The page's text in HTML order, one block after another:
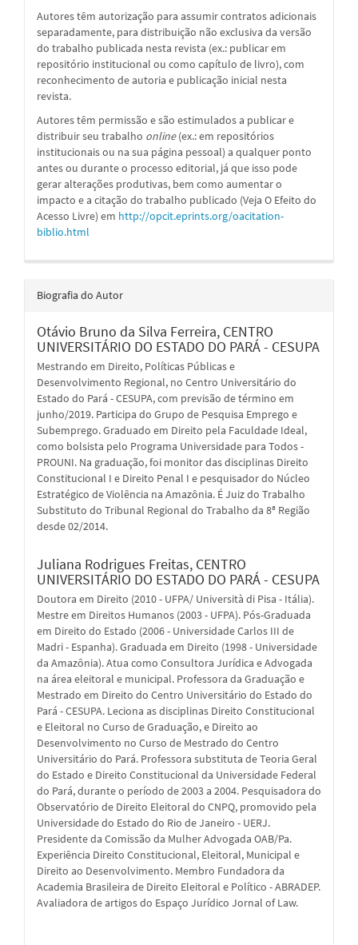
Autores têm autorização para assumir contratos adicionais
separadamente, para distribuição não exclusiva da versão
do trabalho publicada nesta revista (ex.: publicar em
repositório institucional ou como capítulo de livro), com
reconhecimento de autoria e publicação inicial nesta
revista.
Autores têm permissão e são estimulados a publicar e
distribuir seu trabalho online(ex.: em repositórios
institucionais ou na sua página pessoal) a qualquer ponto
antes ou durante o processo editorial, já que isso pode
gerar alterações produtivas, bem como aumentar o
impacto e a citação do trabalho publicado (Veja O Efeito do
Acesso Livre) em http://opcit.eprints.org/oacitation-
biblio.html
Biografia do Autor
Otávio Bruno da Silva Ferreira, CENTRO
UNIVERSITÁRIO DO ESTADO DO PARÁ - CESUPA
Mestrando em Direito, Políticas Públicas e
Desenvolvimento Regional, no Centro Universitário do
Estado do Pará - CESUPA, com previsão de término em
junho/2019. Participa do Grupo de Pesquisa Emprego e
Subemprego. Graduado em Direito pela Faculdade Ideal,
como bolsista pelo Programa Universidade para Todos -
PROUNI. Na graduação, foi monitor das disciplinas Direito
Constitucional I e Direito Penal I e pesquisador do Núcleo
Estratégico de Violência na Amazônia. É Juiz do Trabalho
Substituto do Tribunal Regional do Trabalho da 8ª Região
desde 02/2014.
Juliana Rodrigues Freitas, CENTRO
UNIVERSITÁRIO DO ESTADO DO PARÁ - CESUPA
Doutora em Direito (2010 - UFPA/ Università di Pisa - Itália).
Mestre em Direitos Humanos (2003 - UFPA). Pós-Graduada
em Direito do Estado (2006 - Universidade Carlos III de
Madri - Espanha). Graduada em Direito (1998 - Universidade
da Amazônia). Atua como Consultora Jurídica e Advogada
na área eleitoral e municipal. Professora da Graduação e
Mestrado em Direito do Centro Universitário do Estado do
Pará - CESUPA. Leciona as disciplinas Direito Constitucional
e Eleitoral no Curso de Graduação, e Direito ao
Desenvolvimento no Curso de Mestrado do Centro
Universitário do Pará. Professora substituta de Teoria Geral
do Estado e Direito Constitucional da Universidade Federal
do Pará, durante o período de 2003 a 2004. Pesquisadora do
Observatório de Direito Eleitoral do CNPQ, promovido pela
Universidade do Estado do Rio de Janeiro - UERJ.
Presidente da Comissão da Mulher Advogada OAB/Pa.
Experiência Direito Constitucional, Eleitoral, Municipal e
Direito ao Desenvolvimento. Membro Fundadora da
Academia Brasileira de Direito Eleitoral e Político - ABRADEP.
Avaliadora de artigos do Espaço Jurídico Jornal of Law.